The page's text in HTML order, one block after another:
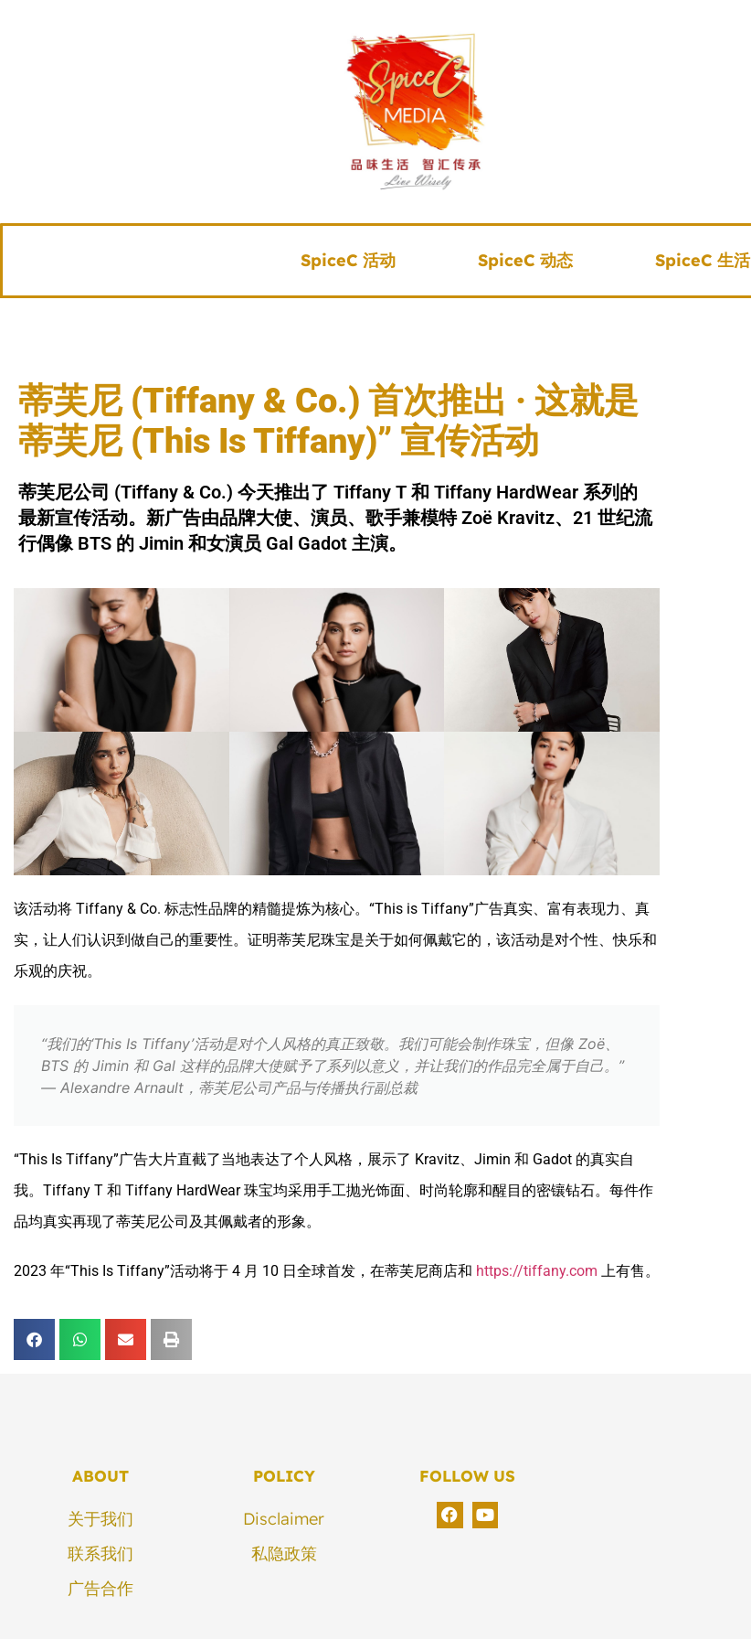
SpiceC 活动 SpiceC 动态 SpiceC 生活
蒂芙尼 (Tiffany & Co.) 首次推出 · 这就是
蒂芙尼 (This Is Tiffany)” 宣传活动
蒂芙尼公司 (Tiffany & Co.) 今天推出了 Tiffany T 和 Tiffany HardWear 系列的
最新宣传活动。新广告由品牌大使、演员、歌手兼模特 Zoë Kravitz、21 世纪流
行偶像 BTS 的 Jimin 和女演员 Gal Gadot 主演。
该活动将 Tiffany & Co. 标志性品牌的精髓提炼为核心。“This is Tiffany”广告真实、富有表现力、真
实，让人们认识到做自己的重要性。证明蒂芙尼珠宝是关于如何佩戴它的，该活动是对个性、快乐和
乐观的庆祝。
“我们的‘This Is Tiffany’活动是对个人风格的真正致敬。我们可能会制作珠宝，但像 Zoë、
BTS 的 Jimin 和 Gal 这样的品牌大使赋予了系列以意义，并让我们的作品完全属于自己。”
— Alexandre Arnault，蒂芙尼公司产品与传播执行副总裁
“This Is Tiffany”广告大片直截了当地表达了个人风格，展示了 Kravitz、Jimin 和 Gadot 的真实自
我。Tiffany T 和 Tiffany HardWear 珠宝均采用手工抛光饰面、时尚轮廓和醒目的密镶钻石。每件作
品均真实再现了蒂芙尼公司及其佩戴者的形象。
2023 年“This Is Tiffany”活动将于 4 月 10 日全球首发，在蒂芙尼商店和 https://tiffany.com 上有售。
ABOUT
关于我们
联系我们
广告合作
POLICY
Disclaimer
私隐政策
FOLLOW US